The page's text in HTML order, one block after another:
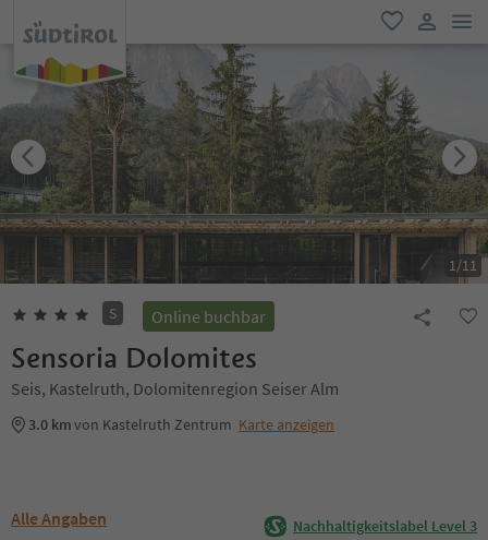
favorit
user link
1/11
S Online buchbar
Sensoria Dolomites
Seis, Kastelruth, Dolomitenregion Seiser Alm
3.0 kmvon Kastelruth Zentrum Karte anzeigen
Alle Angaben
Nachhaltigkeitslabel Level 3